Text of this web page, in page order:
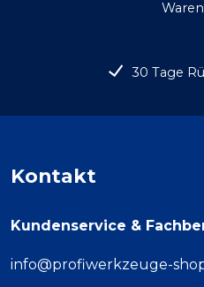
30 Tage
Kontakt
Kundenservice &
info@profiwerkzeuge-